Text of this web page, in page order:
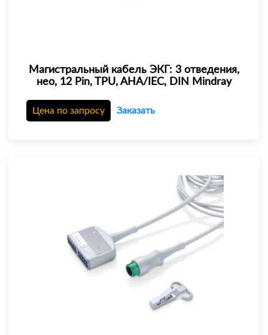
Магистральный кабель ЭКГ: 3 отведения,
нео, 12 Pin, TPU, AHA/IEC, DIN Mindray
Цена по запросу Заказать